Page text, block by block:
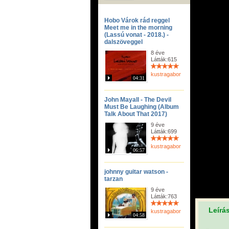
Hobo Várok rád reggel
Meet me in the morning
(Lassú vonat - 2018.) -
dalszöveggel
04:31
8 éve
Látták:615
kustragabor
John Mayall - The Devil
Must Be Laughing (Album
Talk About That 2017)
06:57
9 éve
Látták:699
kustragabor
johnny guitar watson -
tarzan
04:58
9 éve
Látták:763
kustragabor